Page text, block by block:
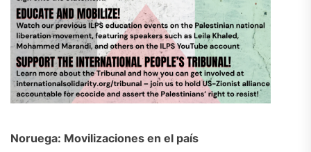
Noruega: Movilizaciones en el país